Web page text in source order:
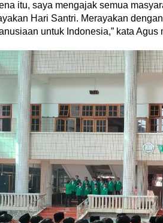
itu, saya mengajak semua
Hari Santri. Merayakan
untuk Indonesia,” kata